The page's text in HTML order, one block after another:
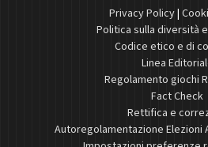
Privacy Policy|
Politica sulla diversità
Codice etico e di
Linea
Regolamento giochi
Fact Check
Rettifica e
Autoregolamentazione Elezioni